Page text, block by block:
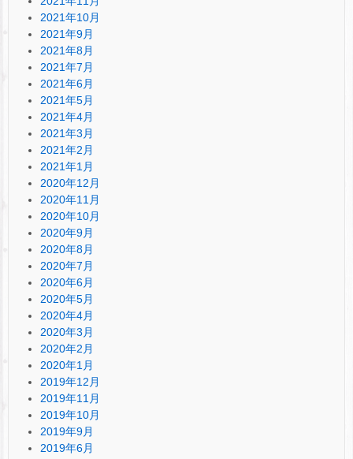
2021年10月
2021年9月
2021年8月
2021年7月
2021年6月
2021年5月
2021年4月
2021年3月
2021年2月
2021年1月
2020年12月
2020年11月
2020年10月
2020年9月
2020年8月
2020年7月
2020年6月
2020年5月
2020年4月
2020年3月
2020年2月
2020年1月
2019年12月
2019年11月
2019年10月
2019年9月
2019年6月